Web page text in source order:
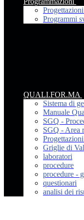
Programmi
QUALI.FOR.MA
Sistema di
Manuale
SGQ -
SGQ - Area
Griglie di
laboratori
procedure
procedure -
questionari
analisi dei